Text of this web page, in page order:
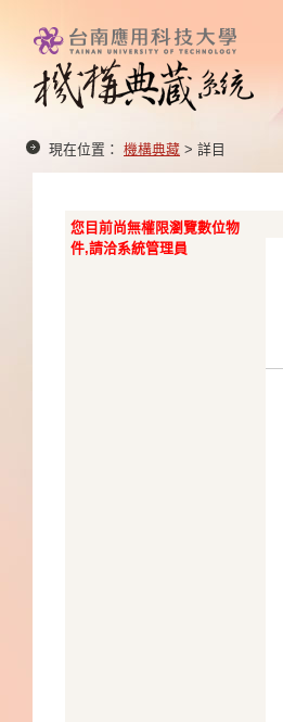
現在位置： 機構典藏 > 詳目
您目前尚無權限瀏覽數位物
件,請洽系統管理員